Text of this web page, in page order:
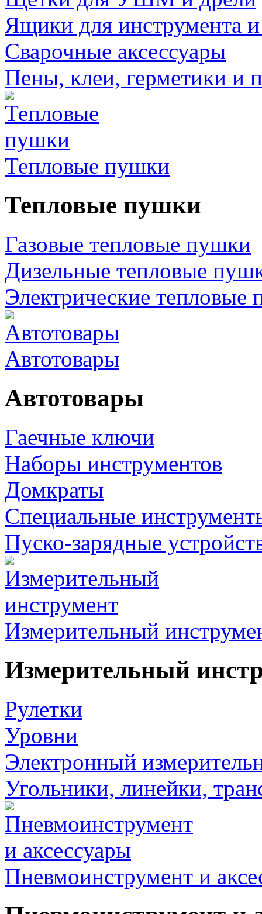
Ящики для инструмента
Сварочные аксессуары
Пены, клеи, герметики и
Тепловые пушки
Тепловые пушки
Газовые тепловые пушки
Дизельные тепловые
Электрические тепловые
Автотовары
Автотовары
Гаечные ключи
Наборы инструментов
Домкраты
Специальные
Пуско-зарядные
Измерительный
Измерительный
Рулетки
Уровни
Электронный
Угольники, линейки,
Пневмоинструмент и